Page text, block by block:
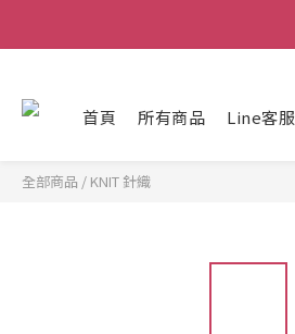
首頁 所有商品 Line客服
全部商品 / KNIT 針織